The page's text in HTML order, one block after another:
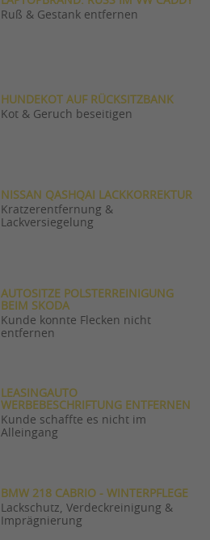
Ruß & Gestank entfernen
HUNDEKOT AUF RÜCKSITZBANK
Kot & Geruch beseitigen
NISSAN QASHQAI LACKKORREKTUR
Kratzerentfernung &
Lackversiegelung
AUTOSITZE POLSTERREINIGUNG
BEIM SKODA
Kunde konnte Flecken nicht
entfernen
LEASINGAUTO
WERBEBESCHRIFTUNG ENTFERNEN
Kunde schaffte es nicht im
Alleingang
BMW 218 CABRIO - WINTERPFLEGE
Lackschutz, Verdeckreinigung &
Imprägnierung